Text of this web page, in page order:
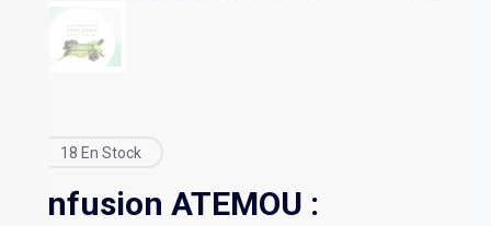
18 En Stock
Infusion ATEMOU :